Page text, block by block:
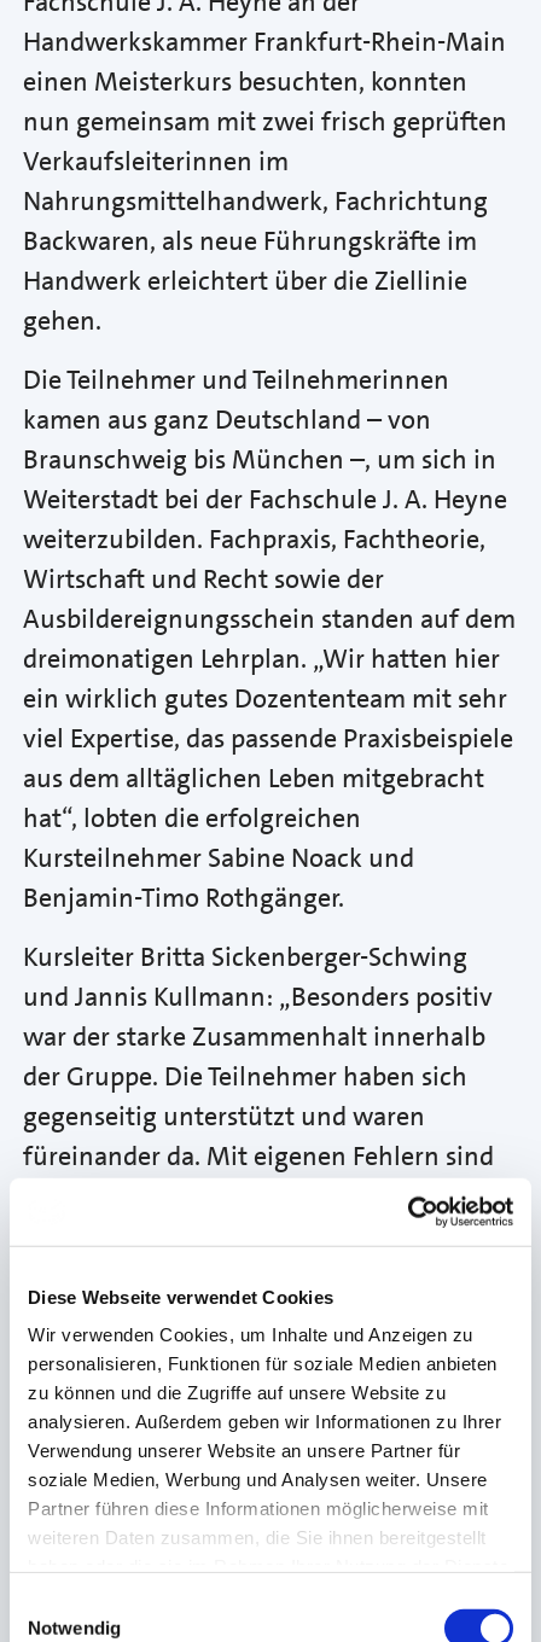
Diese Webseite verwendet Cookies
Wir verwenden Cookies, um Inhalte und Anzeigen zu
personalisieren, Funktionen für soziale Medien anbieten
zu können und die Zugriffe auf unsere Website zu
analysieren. Außerdem geben wir Informationen zu Ihrer
Verwendung unserer Website an unsere Partner für
soziale Medien, Werbung und Analysen weiter. Unsere
Partner führen diese Informationen möglicherweise mit
weiteren Daten zusammen, die Sie ihnen bereitgestellt
Notwendig
Handwerkskammer Frankfurt-Rhein-Main
einen Meisterkurs besuchten, konnten
nun gemeinsam mit zwei frisch geprüften
Verkaufsleiterinnen im
Nahrungsmittelhandwerk, Fachrichtung
Backwaren, als neue Führungskräfte im
Handwerk erleichtert über die Ziellinie
gehen.
Die Teilnehmer und Teilnehmerinnen
kamen aus ganz Deutschland – von
Braunschweig bis München –, um sich in
Weiterstadt bei der Fachschule J. A. Heyne
weiterzubilden. Fachpraxis, Fachtheorie,
Wirtschaft und Recht sowie der
Ausbildereignungsschein standen auf dem
dreimonatigen Lehrplan. „Wir hatten hier
ein wirklich gutes Dozententeam mit sehr
viel Expertise, das passende Praxisbeispiele
aus dem alltäglichen Leben mitgebracht
hat“, lobten die erfolgreichen
Kursteilnehmer Sabine Noack und
Benjamin-Timo Rothgänger.
Kursleiter Britta Sickenberger-Schwing
und Jannis Kullmann: „Besonders positiv
war der starke Zusammenhalt innerhalb
der Gruppe. Die Teilnehmer haben sich
gegenseitig unterstützt und waren
füreinander da. Mit eigenen Fehlern sind
sie sehr offen umgegangen. Das ist eine
wichtige Eigenschaft für zukünftige
Der nächste Bäcker-Meisterkurs der
Fleischer- und Bäcker-Fachschule J. A.
Heyne startet am 7. September März 2026
an der Handwerkskammer Frankfurt-
Rhein-Main am Standort Weiterstadt.
Mehr Infos unter